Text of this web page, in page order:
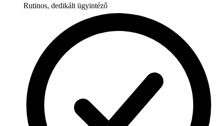
Rutinos, dedikált ügyintéző